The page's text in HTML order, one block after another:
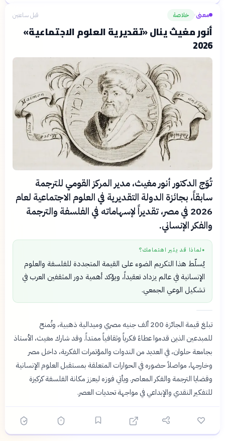
معنى› خلاصة قبل ساعتين
أنور مغيث ينال «تقديرية العلوم الاجتماعية»
2026
تُوّج الدكتور أنور مغيث، مدير المركز القومي للترجمة
سابقاً، بجائزة الدولة التقديرية في العلوم الاجتماعية لعام
2026 في مصر، تقديراً لإسهاماته في الفلسفة والترجمة
والفكر الإنساني.
● لماذا قد يثير اهتمامك؟
يُسلّط هذا التكريم الضوء على القيمة المتجددة للفلسفة والعلوم
الإنسانية في عالم يزداد تعقيداً، ويؤكد أهمية دور المثقفين العرب في
تشكيل الوعي الجمعي.
تبلغ قيمة الجائزة 200 ألف جنيه مصري وميدالية ذهبية، وتُمنح
للمبدعين الذين قدموا عطاءً فكرياً وثقافياً ممتداً. وقد شارك مغيث، الأستاذ
بجامعة حلوان، في العديد من الندوات والمؤتمرات الفكرية، داخل مصر
وخارجها، مواصلاً حضوره في الحوارات المتعلقة بمستقبل العلوم الإنسانية
وقضايا الترجمة والفكر المعاصر. ويأتي فوزه ليعزز مكانة الفلسفة كركيزة
للتفكير النقدي والإبداعي في مواجهة تحديات العصر.